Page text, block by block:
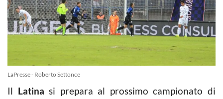
LaPresse - Roberto Settonce
Il Latina si prepara al prossimo campionato di